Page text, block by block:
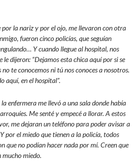
por la nariz y por el ojo, me llevaron con otra
fueron cinco policías, que seguían
Y cuando llegue al hospital, nos
dijeron: “Dejamos esta chica aquí por si se
te conocemos ni tú nos conoces a nosotros.
aquí, en el hospital”.
enfermera me llevó a una sala donde había
Me senté y empecé a llorar. A estos
me dejaran un teléfono para poder avisar a
por el miedo que tienen a la policía, todos
que no podían hacer nada por mí. Creen que
mucho miedo.